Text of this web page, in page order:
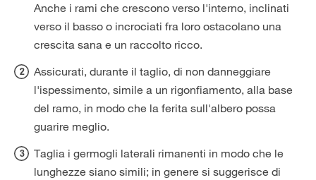
Anche i rami che crescono verso l'interno, inclinati
verso il basso o incrociati fra loro ostacolano una
crescita sana e un raccolto ricco.
Assicurati, durante il taglio, di non danneggiare
l'ispessimento, simile a un rigonfiamento, alla base
del ramo, in modo che la ferita sull'albero possa
guarire meglio.
Taglia i germogli laterali rimanenti in modo che le
lunghezze siano simili; in genere si suggerisce di